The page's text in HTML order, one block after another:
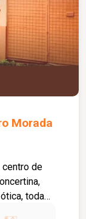
Morada
centro de
toda